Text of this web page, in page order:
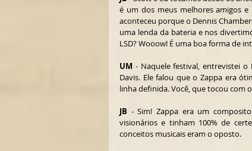
é um dos meus melhores amigos
aconteceu porque o Dennis
uma lenda da bateria e nos
LSD? Wooow! É uma boa forma de
UM - Naquele festival, entrevistei o
Davis. Ele falou que o Zappa era
linha definida. Você, que tocou com
JB - Sim! Zappa era um
visionários e tinham 100% de
conceitos musicais eram o oposto.